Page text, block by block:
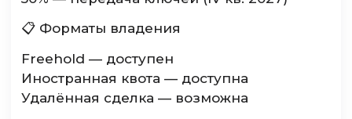
📋 Форматы владения
Freehold — доступен
Иностранная квота — доступна
Удалённая сделка — возможна